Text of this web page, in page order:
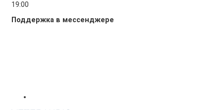
19:00
Поддержка в мессенджере